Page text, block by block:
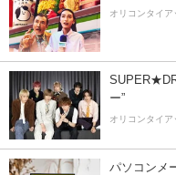
オリコンタイア
ー”
オリコンタイア
パソコンメ